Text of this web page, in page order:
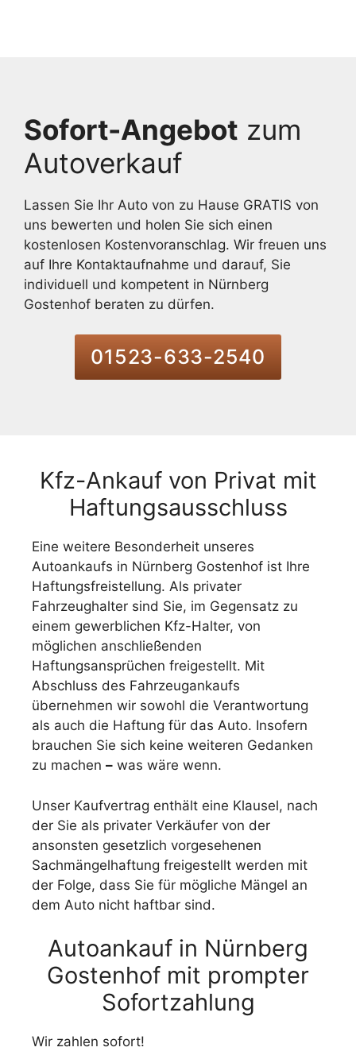
Sofort-Angebot zum
Autoverkauf
Lassen Sie Ihr Auto von zu Hause GRATIS von
uns bewerten und holen Sie sich einen
kostenlosen Kostenvoranschlag. Wir freuen uns
auf Ihre Kontaktaufnahme und darauf, Sie
individuell und kompetent in Nürnberg
Gostenhof beraten zu dürfen.
01523-633-2540
Kfz-Ankauf von Privat mit
Haftungsausschluss
Eine weitere Besonderheit unseres
Autoankaufs in Nürnberg Gostenhof ist Ihre
Haftungsfreistellung. Als privater
Fahrzeughalter sind Sie, im Gegensatz zu
einem gewerblichen Kfz-Halter, von
möglichen anschließenden
Haftungsansprüchen freigestellt. Mit
Abschluss des Fahrzeugankaufs
übernehmen wir sowohl die Verantwortung
als auch die Haftung für das Auto. Insofern
brauchen Sie sich keine weiteren Gedanken
zu machen – was wäre wenn.
Unser Kaufvertrag enthält eine Klausel, nach
der Sie als privater Verkäufer von der
ansonsten gesetzlich vorgesehenen
Sachmängelhaftung freigestellt werden mit
der Folge, dass Sie für mögliche Mängel an
dem Auto nicht haftbar sind.
Autoankauf in Nürnberg
Gostenhof mit prompter
Sofortzahlung
Wir zahlen sofort!